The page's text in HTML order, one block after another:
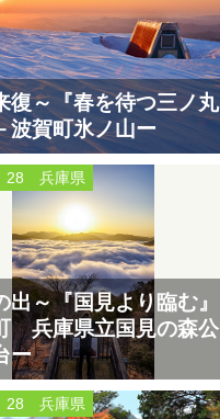
復～『春を待つ三ノ丸
波賀町氷ノ山ー
28 兵庫県
出～『国見より臨む』
兵庫県立国見の森公
ー
28 兵庫県